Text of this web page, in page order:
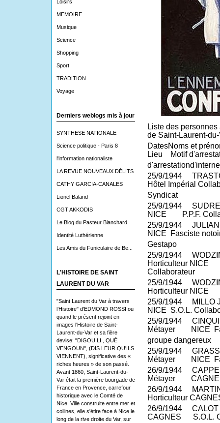
Loisirs
MEMOIRE
Musique
Science
Shopping
Sport
TRADITION
Voyage
Derniers weblogs mis à jour
SYNTHESE NATIONALE
Science politique - Paris 8
l'information nationaliste
LA REVUE NOUVEAUX DÉLITS
CATHY GARCIA-CANALES
Lionel Baland
CGT AKKODIS
Le Blog du Pasteur Blanchard
Identité Luthérienne
Les Amis du Funiculaire de Be...
L'HISTOIRE DE SAINT
LAURENT DU VAR
"Saint Laurent du Var à travers
l’Histoire" d'EDMOND ROSSI ou
quand le présent rejoint en
images l'Histoire de Saint-
Laurent-du-Var et sa fière
devise: "DIGOU LI , QUÉ
VENGOUN", (DIS LEUR QU'ILS
VIENNENT), significative des «
riches heures » de son passé.
Avant 1860, Saint-Laurent-du-
Var était la première bourgade de
France en Provence, carrefour
historique avec le Comté de
Nice. Ville construite entre mer et
collines, elle s'étire face à Nice le
long de la rive droite du Var, sur
Liste des
de Saint-Laurent-du-
DatesNoms et
Lieu
Motif
25/9/1944
Hôtel Impérial
Syndicat
25/9/1944
SUDRE
NICE
P.P.F.
25/9/1944
NICE
Fasciste
Gestapo
25/9/1944
Horticulteur NICE
Collaborateur
25/9/1944
Horticulteur NICE
25/9/1944
MILLO
NICE S.O.L.
25/9/1944
Métayer
NICE
groupe dangereux
25/9/1944
Métayer
NICE
26/9/1944
Métayer
26/9/1944
Horticulteur
26/9/1944
CALOT
CAGNES
S.O.L.